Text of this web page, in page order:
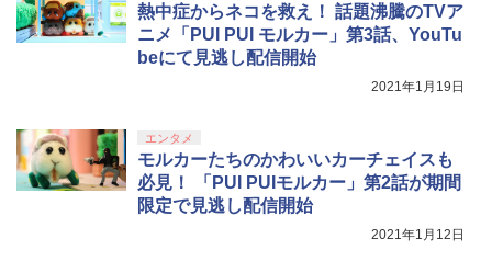
￥5,000
￥10,737
￥14,141
『映画 ラブライブ！蓮ノ空女学院スクー
ルアイドルクラブ Bloom Garden Part
￥8,589
熱中症からネコを救え！ 話題沸騰のTVア
ニメ「PUI PUI モルカー」第3話、YouTu
beにて見逃し配信開始
2021年1月19日
エンタメ
モルカーたちのかわいいカーチェイスも
必見！ 「PUI PUIモルカー」第2話が期間
限定で見逃し配信開始
2021年1月12日